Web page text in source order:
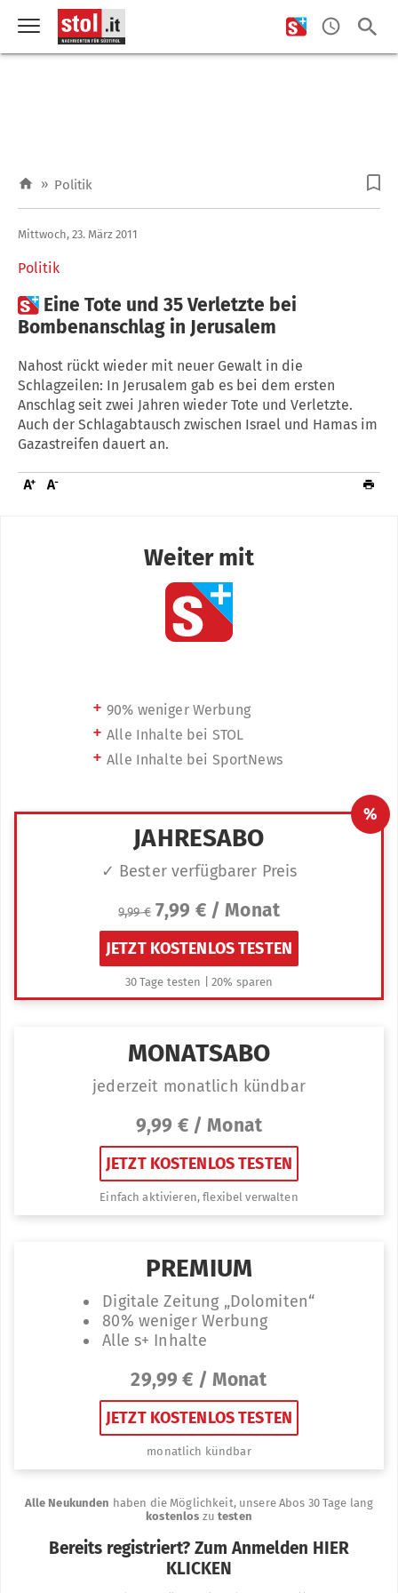
» Politik
Politik
Mittwoch, 23. März 2011
 Eine Tote und 35 Verletzte bei
Bombenanschlag in Jerusalem
Nahost rückt wieder mit neuer Gewalt in die
Schlagzeilen: In Jerusalem gab es bei dem ersten
Anschlag seit zwei Jahren wieder Tote und Verletzte.
Auch der Schlagabtausch zwischen Israel und Hamas im
Gazastreifen dauert an.